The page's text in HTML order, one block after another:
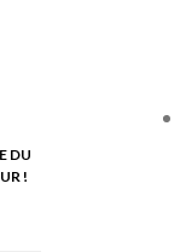
DU
!